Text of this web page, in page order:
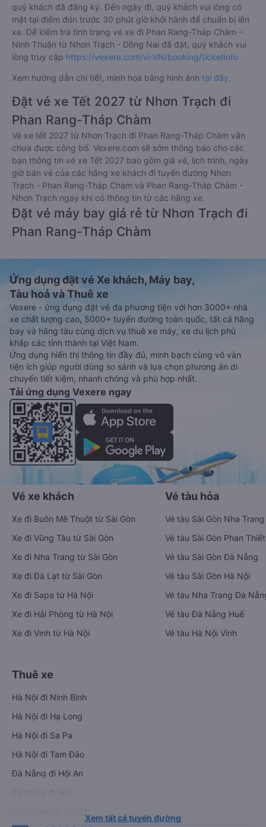
quý khách đã đăng ký. Đến ngày đi, quý khách vui lòng có
mặt tại điểm đón trước 30 phút giờ khởi hành để chuẩn bị lên
xe. Để kiểm tra tình trạng vé xe đi Phan Rang-Tháp Chàm -
Ninh Thuận từ Nhơn Trạch - Đồng Nai đã đặt, quý khách vui
lòng truy cập https://vexere.com/vi-VN/booking/ticketinfo
Xem hướng dẫn chi tiết, minh họa bằng hình ảnh tại đây.
Đặt vé xe Tết 2027 từ Nhơn Trạch đi
Phan Rang-Tháp Chàm
Vé xe tết 2027 từ Nhơn Trạch đi Phan Rang-Tháp Chàm vẫn
chưa được công bố. Vexere.com sẽ sớm thông báo cho các
bạn thông tin vé xe Tết 2027 bao gồm giá vé, lịch trình, ngày
giờ bán vé của các hãng xe khách đi tuyến đường Nhơn
Trạch - Phan Rang-Tháp Chàm và Phan Rang-Tháp Chàm -
Nhơn Trạch ngay khi có thông tin từ các hãng xe.
Đặt vé máy bay giá rẻ từ Nhơn Trạch đi
Phan Rang-Tháp Chàm
Ứng dụng đặt vé Xe khách, Máy bay,
Tàu hoả và Thuê xe
Vexere - ứng dụng đặt vé đa phương tiện với hơn 3000+ nhà
xe chất lượng cao, 5000+ tuyến đường toàn quốc, tất cả hãng
bay và hãng tàu cùng dịch vụ thuê xe máy, xe du lịch phủ
khắp các tỉnh thành tại Việt Nam.
Ứng dụng hiển thị thông tin đầy đủ, minh bạch cùng vô vàn
tiện ích giúp người dùng so sánh và lựa chọn phương án di
chuyển tiết kiệm, nhanh chóng và phù hợp nhất.
Tải ứng dụng Vexere ngay
Vé xe khách
Xe đi Buôn Mê Thuột từ Sài Gòn
Xe đi Vũng Tàu từ Sài Gòn
Xe đi Nha Trang từ Sài Gòn
Xe đi Đà Lạt từ Sài Gòn
Xe đi Sapa từ Hà Nội
Xe đi Hải Phòng từ Hà Nội
Xe đi Vinh từ Hà Nội
Vé tàu hỏa
Vé tàu Sài Gòn Nha Trang
Vé tàu Sài Gòn Phan Thiết
Vé tàu Sài Gòn Đà Nẵng
Vé tàu Sài Gòn Hà Nội
Vé tàu Nha Trang Đà
Vé tàu Đà Nẵng Huế
Vé tàu Hà Nội Vinh
Thuê xe
Hà Nội đi Ninh Bình
Hà Nội đi Hạ Long
Hà Nội đi Sa Pa
Hà Nội đi Tam Đảo
Đà Nẵng đi Hội An
Xem tất cả tuyến đường